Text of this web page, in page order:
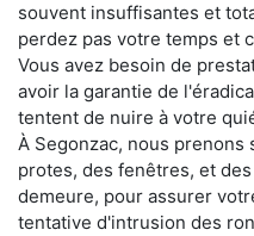
souvent insuffisantes et
perdez pas votre temps et
Vous avez besoin de
avoir la garantie de
tentent de nuire à votre
À Segonzac, nous
protes, des fenêtres, et
demeure, pour assurer
tentative d'intrusion des